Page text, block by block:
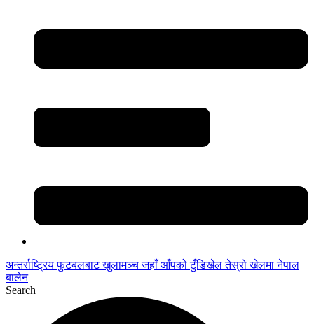
अन्तर्राष्ट्रिय फुटबलबाट खुलामञ्च जहाँ आँपको टुँडिखेल तेस्रो खेलमा नेपाल
बालेन
Search